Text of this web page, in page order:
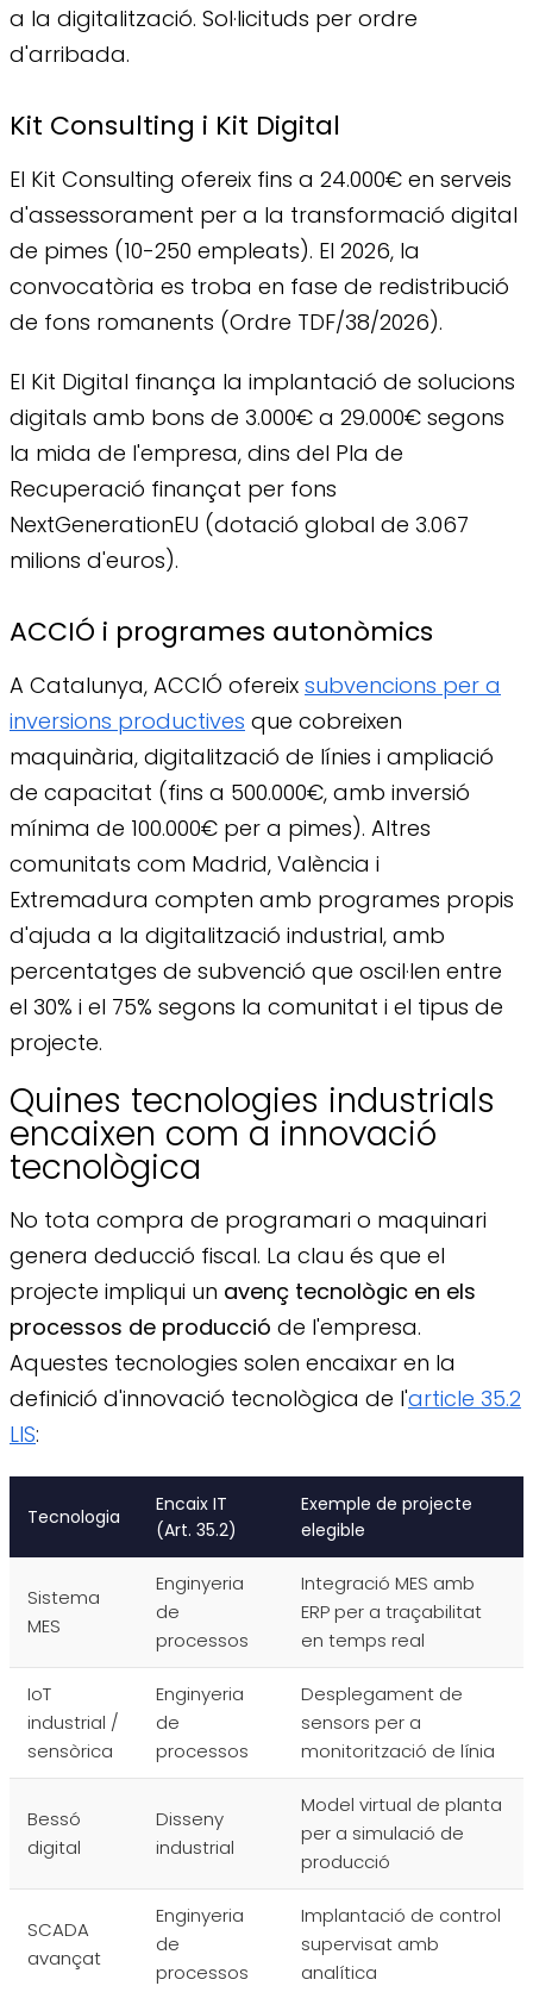
a la digitalització. Sol·licituds per ordre
d'arribada.
Kit Consulting i Kit Digital
El Kit Consulting ofereix fins a 24.000€ en serveis
d'assessorament per a la transformació digital
de pimes (10-250 empleats). El 2026, la
convocatòria es troba en fase de redistribució
de fons romanents (Ordre TDF/38/2026).
El Kit Digital finança la implantació de solucions
digitals amb bons de 3.000€ a 29.000€ segons
la mida de l'empresa, dins del Pla de
Recuperació finançat per fons
NextGenerationEU (dotació global de 3.067
milions d'euros).
ACCIÓ i programes autonòmics
A Catalunya, ACCIÓ ofereix subvencions per a
inversions productives que cobreixen
maquinària, digitalització de línies i ampliació
de capacitat (fins a 500.000€, amb inversió
mínima de 100.000€ per a pimes). Altres
comunitats com Madrid, València i
Extremadura compten amb programes propis
d'ajuda a la digitalització industrial, amb
percentatges de subvenció que oscil·len entre
el 30% i el 75% segons la comunitat i el tipus de
projecte.
Quines tecnologies industrials
encaixen com a innovació
tecnològica
No tota compra de programari o maquinari
genera deducció fiscal. La clau és que el
projecte impliqui un avenç tecnològic en els
processos de producció de l'empresa.
Aquestes tecnologies solen encaixar en la
definició d'innovació tecnològica de l'article 35.2
LIS:
Tecnologia
Encaix IT
(Art. 35.2)
Exemple de projecte
elegible
Sistema
MES
Enginyeria
de
processos
Integració MES amb
ERP per a traçabilitat
en temps real
IoT
industrial /
sensòrica
Enginyeria
de
processos
Desplegament de
sensors per a
monitorització de línia
Bessó
digital
Disseny
industrial
Model virtual de planta
per a simulació de
producció
SCADA
avançat
Enginyeria
de
processos
Implantació de control
supervisat amb
analítica